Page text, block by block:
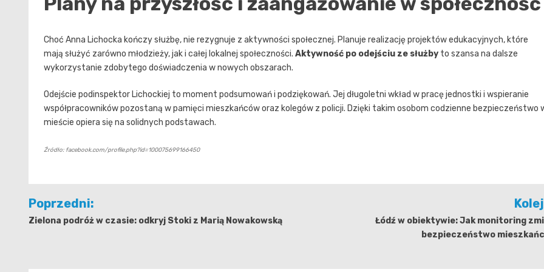
Choć Anna Lichocka kończy służbę, nie rezygnuje z aktywności społecznej. Planuje realizację projektów edukacyjnych, które
mają służyć zarówno młodzieży, jak i całej lokalnej społeczności. Aktywność po odejściu ze służby to szansa na dalsze
wykorzystanie zdobytego doświadczenia w nowych obszarach.
Odejście podinspektor Lichockiej to moment podsumowań i podziękowań. Jej długoletni wkład w pracę jednostki i wspieranie
współpracowników pozostaną w pamięci mieszkańców oraz kolegów z policji. Dzięki takim osobom codzienne bezpieczeństwo
mieście opiera się na solidnych podstawach.
Źródło: facebook.com/profile.php?id=100075699166450
Nawigacja
wpisu
Poprzedni:
Zielona podróż w czasie: odkryj Stoki z Marią Nowakowską
Łódź w obiektywie: Jak monitoring
bezpieczeństwo